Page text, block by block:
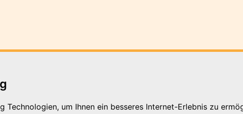
um Ihnen ein besseres Internet-Erlebnis zu